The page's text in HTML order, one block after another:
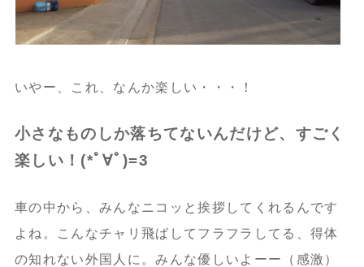
いやー、これ、なんか楽しい・・・！
小さなものしか落ちてないんだけど、すごく
楽しい！(*ﾟ∀ﾟ)=3
車の中から、みんなニコッと挨拶してくれるんです
よね。こんなチャリ飛ばしてフラフラしてる、得体
の知れない外国人に。みんな優しいよーー（感激）